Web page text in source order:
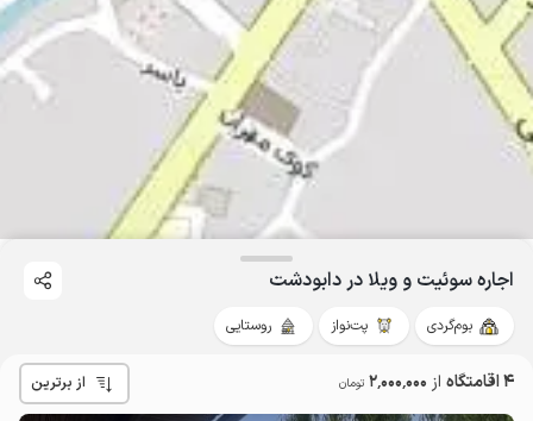
اجاره سوئیت و ویلا در دابودشت
بوم‌گردی پت‌نواز روستایی
4 اقامتگاه از 2٬000٬000 تومان از برترین